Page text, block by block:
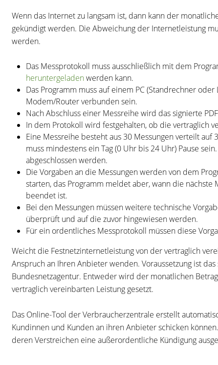
Wenn das Internet zu langsam ist, dann kann der
gekündigt werden. Die Abweichung der Internetleistung
werden.
Das Messprotokoll muss ausschließlich mit dem
heruntergeladenwerden kann.
Das Programm muss auf einem PC (Standrechner
Modem/Router verbunden sein.
Nach Abschluss einer Messreihe wird das signierte
In dem Protokoll wird festgehalten, ob die vertraglich
Eine Messreihe besteht aus 30 Messungen verteilt auf
muss mindestens ein Tag (0 Uhr bis 24 Uhr) Pause
abgeschlossen werden.
Die Vorgaben an die Messungen werden von dem
starten, das Programm meldet aber, wann die
beendet ist.
Bei den Messungen müssen weitere technische
überprüft und auf die zuvor hingewiesen werden.
Für ein ordentliches Messprotokoll müssen diese
Weicht die Festnetzinternetleistung von der vertraglich
Anspruch an Ihren Anbieter wenden. Voraussetzung ist
Bundesnetzagentur. Entweder wird der monatlichen
vertraglich vereinbarten Leistung gesetzt.
Das Online-Tool der Verbraucherzentrale erstellt
Kundinnen und Kunden an ihren Anbieter schicken
deren Verstreichen eine außerordentliche Kündigung